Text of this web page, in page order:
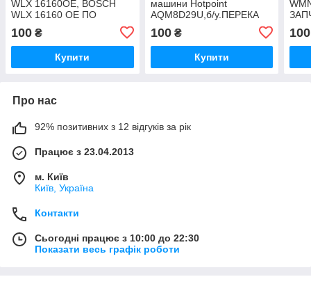
WLX 16160OE, BOSCH
WLX 16160 OE ПО
ЗАКАЗОМ ПРОВОГА
ПЕРЕМОЖЕННЯ В
НАЛИЧІ ЗАПКОСТІ!
100 ₴
Купити
машини Hotpoint
AQM8D29U,б/у.ПЕРЕКА
ЗАКАЗОМ ПЕРЕЗОВАНІТЬ
І ЗБЕДИСЯ В НАЛИЧІ
ЗАПЧАСТИ.
100₴
Купити
100
Про нас
92% позитивних з 12 відгуків за рік
Працює з 23.04.2013
м. Київ
Київ, Україна
Контакти
Сьогодні працює з 10:00 до 22:30
Показати весь графік роботи